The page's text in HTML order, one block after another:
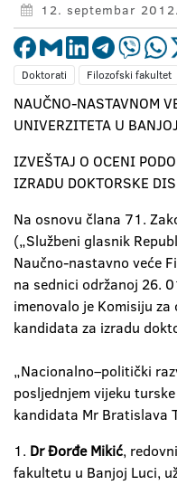
12. septembar
Doktorati Filozofski fakultet
NAUČNO-NASTAVNOM
UNIVERZITETA U
IZVEŠTAJ O OCENI
IZRADU DOKTORSKE
Na osnovu člana 71.
(„Službeni glasnik
Naučno-nastavno veće
na sednici održanoj 26.
imenovalo je Komisiju
kandidata za izradu
„Nacionalno–politički
posljednjem vijeku
kandidata Mr Bratislava
1. Dr Đorđe Mikić,
fakultetu u Banjoj Luci,